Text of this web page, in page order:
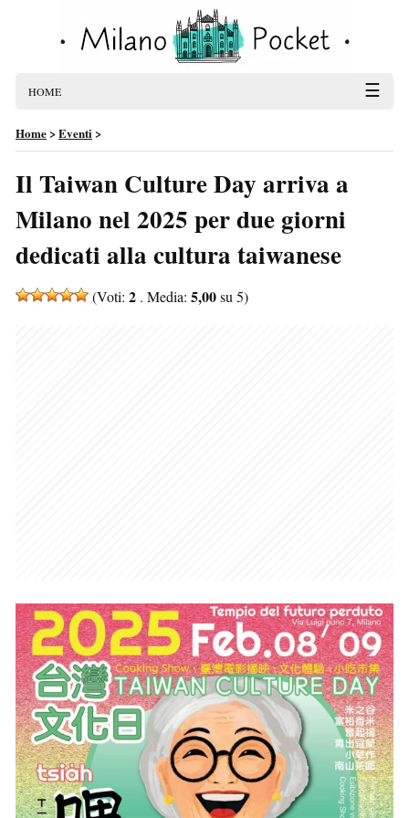
HOME ☰
Home>Eventi>
Il Taiwan Culture Day arriva a
Milano nel 2025 per due giorni
dedicati alla cultura taiwanese
(Voti: 2 . Media: 5,00su 5)